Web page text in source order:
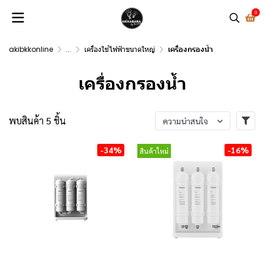
0
akibkkonline ... เครื่องใช้ไฟฟ้าขนาดใหญ่ เครื่องกรองน้ำ
เครื่องกรองน้ำ
พบสินค้า 5 ชิ้น ความน่าสนใจ
-34% สินค้าใหม่ -16%